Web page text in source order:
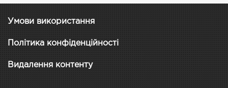
Умови використання
Політика конфіденційності
Видалення контенту